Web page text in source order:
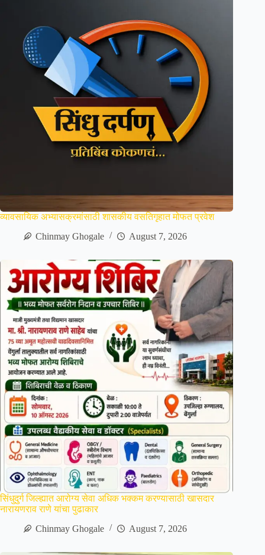
व्यावसायिक अभ्यासक्रमांसाठी शासकीय वसतिगृहात मोफत प्रवेश
Chinmay Ghogale
August 7, 2026
सिंधुदुर्ग जिल्ह्यात आरोग्य सेवा अधिक भक्कम करण्यासाठी खासदार
नारायणराव राणे यांचा पुढाकार
Chinmay Ghogale
August 7, 2026